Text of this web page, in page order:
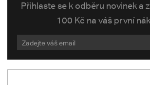
Přihlaste se k odběru novinek a
100 Kč na váš první